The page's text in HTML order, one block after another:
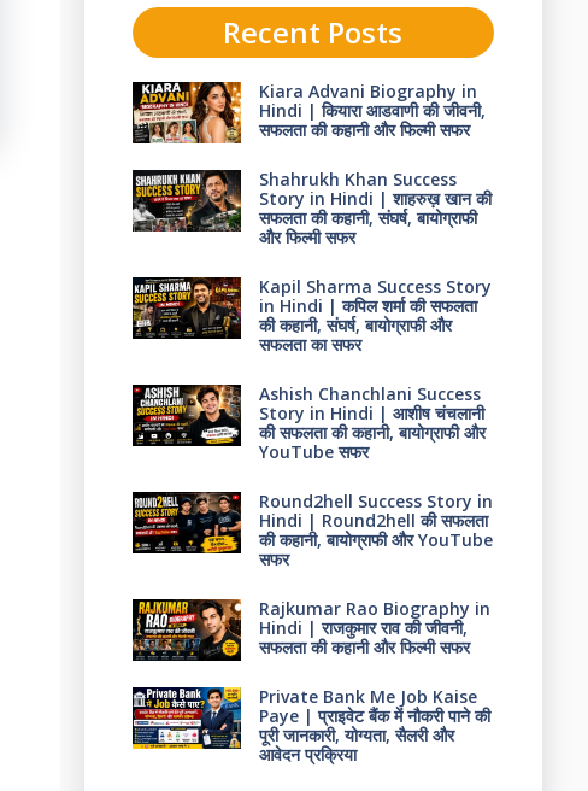
Recent Posts
Kiara Advani Biography in
Hindi | कियारा आडवाणी की जीवनी,
सफलता की कहानी और फिल्मी सफर
Shahrukh Khan Success
Story in Hindi | शाहरुख़ खान की
सफलता की कहानी, संघर्ष, बायोग्राफी
और फिल्मी सफर
Kapil Sharma Success Story
in Hindi | कपिल शर्मा की सफलता
की कहानी, संघर्ष, बायोग्राफी और
सफलता का सफर
Ashish Chanchlani Success
Story in Hindi | आशीष चंचलानी
की सफलता की कहानी, बायोग्राफी और
YouTube सफर
Round2hell Success Story in
Hindi | Round2hell की सफलता
की कहानी, बायोग्राफी और YouTube
सफर
Rajkumar Rao Biography in
Hindi | राजकुमार राव की जीवनी,
सफलता की कहानी और फिल्मी सफर
Private Bank Me Job Kaise
Paye | प्राइवेट बैंक में नौकरी पाने की
पूरी जानकारी, योग्यता, सैलरी और
आवेदन प्रक्रिया